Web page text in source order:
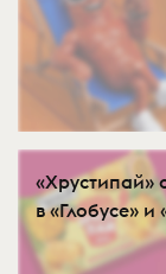
«Хрустипай»
в «Глобусе» и